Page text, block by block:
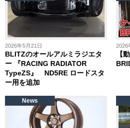
2026年5月21日
BLITZのオールアルミラジエタ
ー 『RACING RADIATOR
TypeZS』 ND5RE ロードスタ
ー用を追加
2026
【
News